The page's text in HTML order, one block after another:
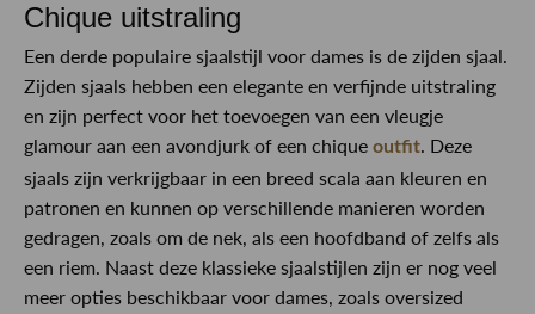
Chique uitstraling
Een derde populaire sjaalstijl voor dames is de zijden sjaal.
Zijden sjaals hebben een elegante en verfijnde uitstraling
en zijn perfect voor het toevoegen van een vleugje
glamour aan een avondjurk of een chique outfit. Deze
sjaals zijn verkrijgbaar in een breed scala aan kleuren en
patronen en kunnen op verschillende manieren worden
gedragen, zoals om de nek, als een hoofdband of zelfs als
een riem. Naast deze klassieke sjaalstijlen zijn er nog veel
meer opties beschikbaar voor dames, zoals oversized